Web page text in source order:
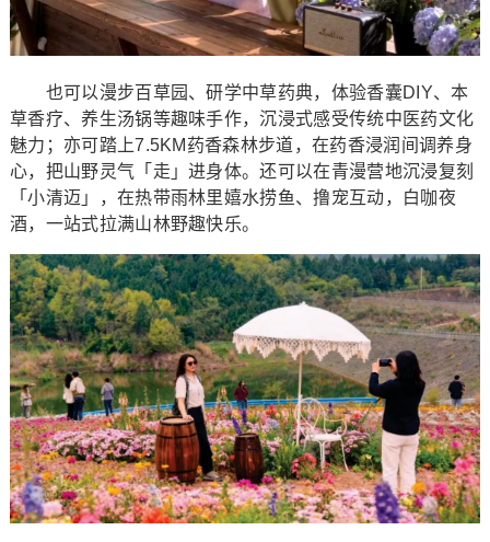
也可以漫步百草园、研学中草药典，体验香囊DIY、本
草香疗、养生汤锅等趣味手作，沉浸式感受传统中医药文化
魅力；亦可踏上7.5KM药香森林步道，在药香浸润间调养身
心，把山野灵气「走」进身体。还可以在青漫营地沉浸复刻
「小清迈」，在热带雨林里嬉水捞鱼、撸宠互动，白咖夜
酒，一站式拉满山林野趣快乐。